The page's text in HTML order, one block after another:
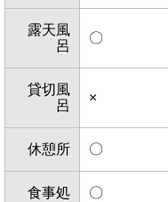
露天風
呂
〇
貸切風
呂
×
休憩所 〇
食事処 〇